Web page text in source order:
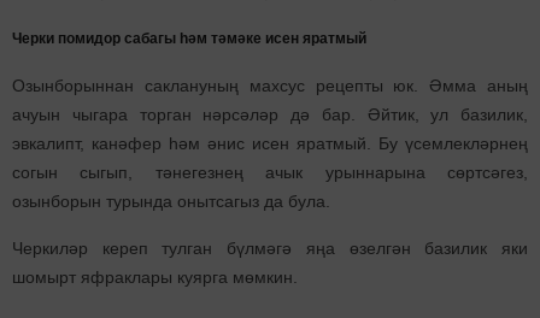
Черки помидор сабагы һәм тәмәке исен яратмый
Озынборыннан саклануның махсус рецепты юк. Әмма аның
ачуын чыгара торган нәрсәләр дә бар. Әйтик, ул базилик,
эвкалипт, канәфер һәм әнис исен яратмый. Бу үсемлекләрнең
согын сыгып, тәнегезнең ачык урыннарына сөртсәгез,
озынборын турында онытсагыз да була.
Черкиләр кереп тулган бүлмәгә яңа өзелгән базилик яки
шомырт яфраклары куярга мөмкин.